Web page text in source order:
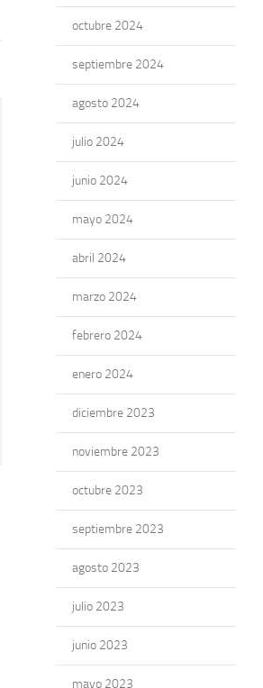
octubre 2024
septiembre 2024
agosto 2024
julio 2024
junio 2024
mayo 2024
abril 2024
marzo 2024
febrero 2024
enero 2024
diciembre 2023
noviembre 2023
octubre 2023
septiembre 2023
agosto 2023
julio 2023
junio 2023
mayo 2023